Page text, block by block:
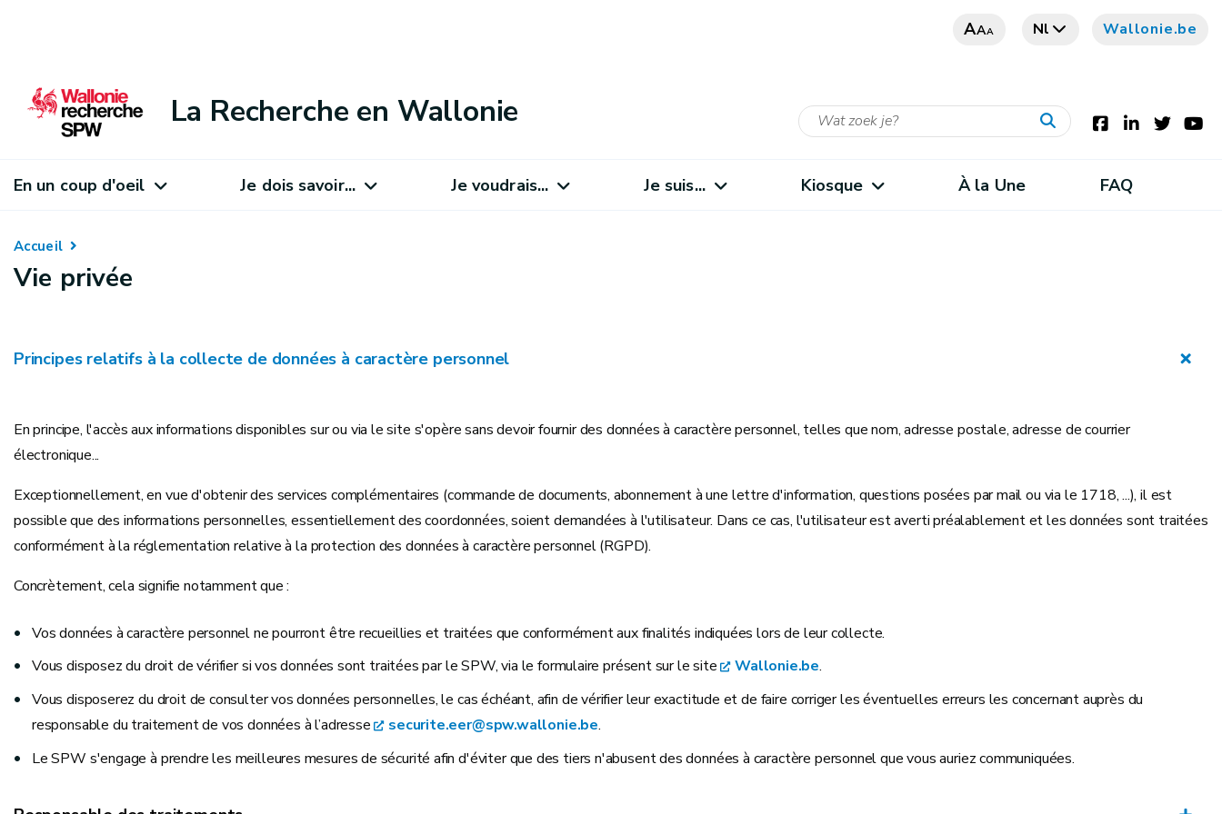
AAA Nl Wallonie.be
La Recherche en Wallonie
En un coup d'oeil Je dois savoir... Je voudrais... Je suis... Kiosque À la Une FAQ
Accueil
Vie privée
Principes relatifs à la collecte de données à caractère personnel
En principe, l'accès aux informations disponibles sur ou via le site s'opère sans devoir fournir des données à caractère personnel, telles que nom, adresse postale, adresse de courrier
électronique...
Exceptionnellement, en vue d'obtenir des services complémentaires (commande de documents, abonnement à une lettre d'information, questions posées par mail ou via le 1718, ...), il est
possible que des informations personnelles, essentiellement des coordonnées, soient demandées à l'utilisateur. Dans ce cas, l'utilisateur est averti préalablement et les données sont traitées
conformément à la réglementation relative à la protection des données à caractère personnel (RGPD).
Concrètement, cela signifie notamment que :
Vos données à caractère personnel ne pourront être recueillies et traitées que conformément aux finalités indiquées lors de leur collecte.
Vous disposez du droit de vérifier si vos données sont traitées par le SPW, via le formulaire présent sur le site
Wallonie.be.
Vous disposerez du droit de consulter vos données personnelles, le cas échéant, afin de vérifier leur exactitude et de faire corriger les éventuelles erreurs les concernant auprès du
responsable du traitement de vos données à l’adresse
securite.eer@spw.wallonie.be.
Le SPW s'engage à prendre les meilleures mesures de sécurité afin d'éviter que des tiers n'abusent des données à caractère personnel que vous auriez communiquées.